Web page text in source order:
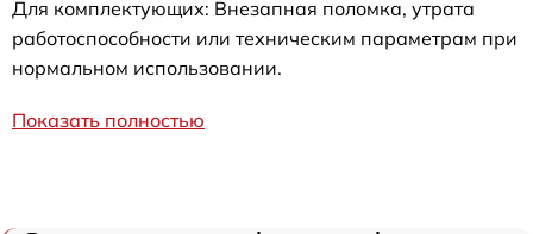
Для комплектующих: Внезапная поломка, утрата
работоспособности или техническим параметрам при
нормальном использовании.
Показать полностью